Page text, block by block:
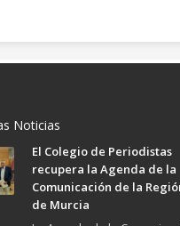
Noticias
El Colegio de Periodistas
recupera la Agenda de la
Comunicación de la
de Murcia